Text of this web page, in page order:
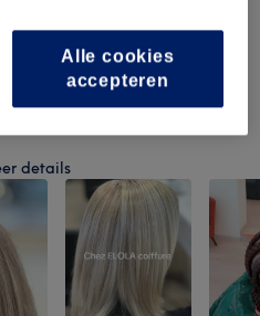
vanaf €15
details
Alle cookies
accepteren